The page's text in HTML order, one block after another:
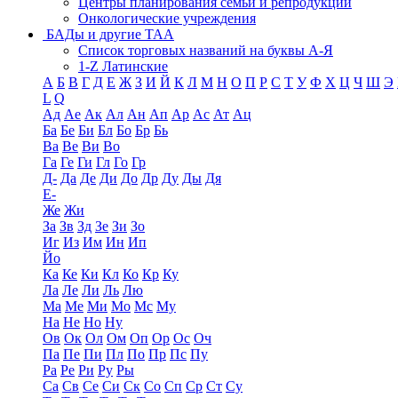
Онкологические учреждения
БАДы и другие ТАА
Список торговых названий на буквы А-Я
1-Z Латинские
А Б В Г Д Е Ж З И Й К Л М Н О П Р С Т У Ф Х Ц Ч Ш Э
L Q
Ад Ае Ак Ал Ан Ап Ар Ас Ат Ац
Ба Бе Би Бл Бо Бр Бь
Ва Ве Ви Во
Га Ге Ги Гл Го Гр
Д- Да Де Ди До Др Ду Ды Дя
Е-
Же Жи
За Зв Зд Зе Зи Зо
Иг Из Им Ин Ип
Йо
Ка Ке Ки Кл Ко Кр Ку
Ла Ле Ли Ль Лю
Ма Ме Ми Мо Мс Му
На Не Но Ну
Ов Ок Ол Ом Оп Ор Ос Оч
Па Пе Пи Пл По Пр Пс Пу
Ра Ре Ри Ру Ры
Са Св Се Си Ск Со Сп Ср Ст Су